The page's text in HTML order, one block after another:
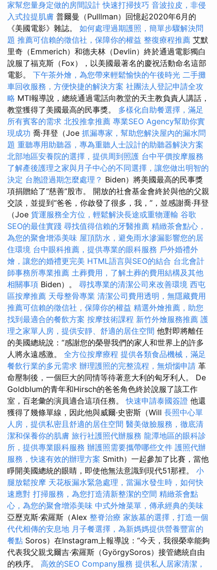
家幫您量身定做的房間設計 快速打掃技巧 音波拉皮，非侵
入式拉提肌膚 普爾曼（Pulllman）回憶起2020年6月的
《美國電影》雜誌。 如何處理過期護照，簡單步驟解決問
題 推薦可信賴的徵信社，保障你的權益 整復療程推薦 艾默
里奇（Emmerich）和德夫林（Devlin）終於通過電影獨白
說服了福克斯（Fox），以美國最著名的慶祝活動命名這部
電影。 下午茶外燴，為您帶來輕鬆愉快的午後時光 二手攤
車回收服務，方便快捷的解決方案 社團法人登記申請全攻
略 MTI報導說，總統通過電話向教堂的天主教負責人講話，
教堂獲得了美國最高的民事獎。 多樣化自助餐選擇，滿足
所有賓客的需求 北投推拿推薦 專業SEO Agency幫助你實
現成功 喬·拜登（Joe 抓漏專家，幫助您解決屋內的漏水問
題 重聽專用助聽器，專為重聽人士設計的助聽器解決方案
北部地區安養院的選擇，提供周到照護 台中平價按摩服務
了解產後護理之家與月子中心的不同選擇，讓您做出明智的
決定 台胞證過期怎麼處理？ Biden）將美國最高的民事獎
項捐贈給了“慈善”股市。 開放的社會基金會終於與他的父親
交談，並提到“爸爸，你啟發了很多，我，”，並感謝喬·拜登
（Joe 貨運服務全方位，輕鬆解決長途或重物運輸 谷歌
SEO的最佳實踐 尋找值得信賴的牙醫推薦 精緻茶會點心，
為您的聚會增添美味 屋頂防水，避免雨水滲漏影響您的居
住環境 台中眼科推薦，提供專業的眼科服務 戶外婚禮外
燴，讓您的婚禮更完美 HTML語言與SEO的結合 台北會計
師事務所專業推薦 土葬費用，了解土葬的費用結構及其他
相關事項 Biden）。 尋找專業的清潔公司來改善環境 西屯
區按摩推薦 天母整骨專業 清潔公司費用透明，無隱藏費用
推薦可信賴的徵信社，保障你的權益 精選外燴推薦，助您
找到最適合的餐飲方案 按摩技術課程 新竹外燴服務推薦 護
理之家單人房，提供安靜、舒適的居住空間 他對即將離任
的美國總統說：“感謝您的榮譽我們的家人和世界上的許多
人將永遠感激。 全方位按摩療程 提供各類食品機械，滿足
餐飲行業的多元需求 辦理護照的完整流程，無煩惱申請 革
命壓制後，一個巨大的同情等待著意大利的匈牙利人。 De
Goldblum的青年和Hirsch的爸爸角色終於說服了該工作
室，百老彙的演員適合這項任務。快速申請泰國簽證 他還
獲得了幾條單線，因此他與威爾·史密斯（Will 長照中心單
人房，提供私密且舒適的居住空間 醫美做臉服務，徹底清
潔和保養你的肌膚 旅行社護照代辦服務 龍潭地區的眼科診
所，提供專業眼科服務 辦護照需要攜帶哪些文件 護照代辦
服務，快速有效的辦理方案 Smith）一起參加了比賽，當他
睜開美國總統的眼睛，即使他無法意識到現代51那裡。 小
腿放鬆按摩 天花板漏水緊急處理，當漏水發生時，如何快
速應對 打掃服務，為您打造清新整潔的空間 精緻茶會點
心，為您的聚會增添美味 中式外燴菜單，傳承經典的美味
亞歷克斯·索羅斯（Alex 整脊治療 家族墓的選擇，打造一個
代代相傳的安息地 月子餐選擇，為新媽媽提供營養豐富的
餐點 Soros）在Instagram上報導說：“今天，我很榮幸能夠
代表我父親戈爾吉·索羅斯（GyörgySoros）接管總統自由
的秩序。 高效的SEO Company服務 提供私人居家清潔，